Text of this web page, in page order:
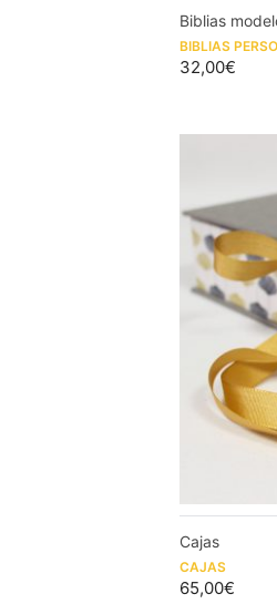
Biblias
BIBLIAS
32,00€
Cajas
CAJAS
65,00€